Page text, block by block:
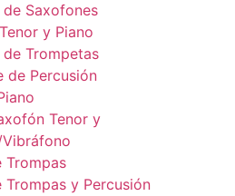
Saxofones
y Piano
Trompetas
de Percusión
Tenor y
Trompas
Trompas y Percusión